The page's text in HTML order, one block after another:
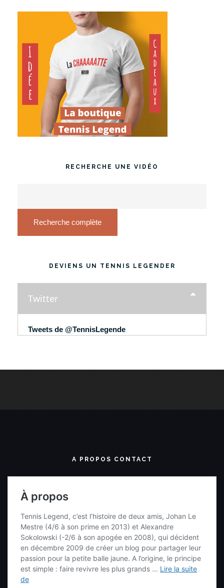
RECHERCHE UNE VIDÉO
Recherche complète
DEVIENS UN TENNIS LEGENDER
Twitter
Tweets de @TennisLegende
A PROPOS CONTACT